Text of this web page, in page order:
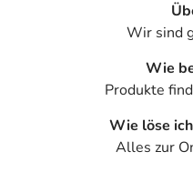
Wir sind
Wie
Produkte
Wie löse
Alles zur